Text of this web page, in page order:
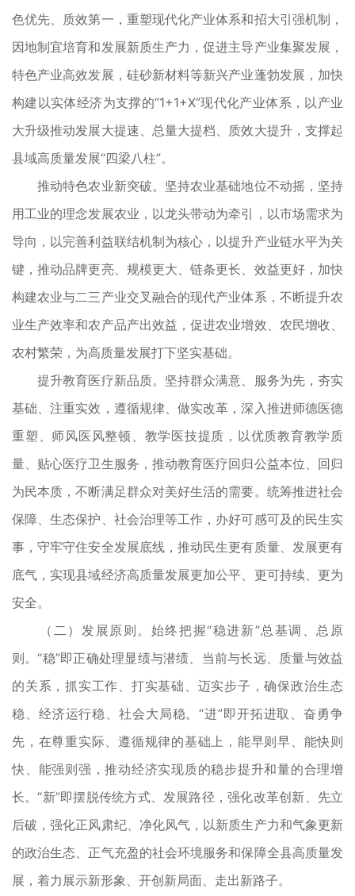
色优先、质效第一，重塑现代化产业体系和招大引强机制，
因地制宜培育和发展新质生产力，促进主导产业集聚发展，
特色产业高效发展，硅砂新材料等新兴产业蓬勃发展，加快
构建以实体经济为支撑的“1+1+X”现代化产业体系，以产业
大升级推动发展大提速、总量大提档、质效大提升，支撑起
县域高质量发展“四梁八柱”。
推动特色农业新突破。坚持农业基础地位不动摇，坚持
用工业的理念发展农业，以龙头带动为牵引，以市场需求为
导向，以完善利益联结机制为核心，以提升产业链水平为关
键，推动品牌更亮、规模更大、链条更长、效益更好，加快
构建农业与二三产业交叉融合的现代产业体系，不断提升农
业生产效率和农产品产出效益，促进农业增效、农民增收、
农村繁荣，为高质量发展打下坚实基础。
提升教育医疗新品质。坚持群众满意、服务为先，夯实
基础、注重实效，遵循规律、做实改革，深入推进师德医德
重塑、师风医风整顿、教学医技提质，以优质教育教学质
量、贴心医疗卫生服务，推动教育医疗回归公益本位、回归
为民本质，不断满足群众对美好生活的需要。统筹推进社会
保障、生态保护、社会治理等工作，办好可感可及的民生实
事，守牢守住安全发展底线，推动民生更有质量、发展更有
底气，实现县域经济高质量发展更加公平、更可持续、更为
安全。
（二）发展原则。始终把握“稳进新”总基调、总原
则。“稳”即正确处理显绩与潜绩、当前与长远、质量与效益
的关系，抓实工作、打实基础、迈实步子，确保政治生态
稳、经济运行稳、社会大局稳。“进”即开拓进取、奋勇争
先，在尊重实际、遵循规律的基础上，能早则早、能快则
快、能强则强，推动经济实现质的稳步提升和量的合理增
长。“新”即摆脱传统方式、发展路径，强化改革创新、先立
后破，强化正风肃纪、净化风气，以新质生产力和气象更新
的政治生态、正气充盈的社会环境服务和保障全县高质量发
展，着力展示新形象、开创新局面、走出新路子。